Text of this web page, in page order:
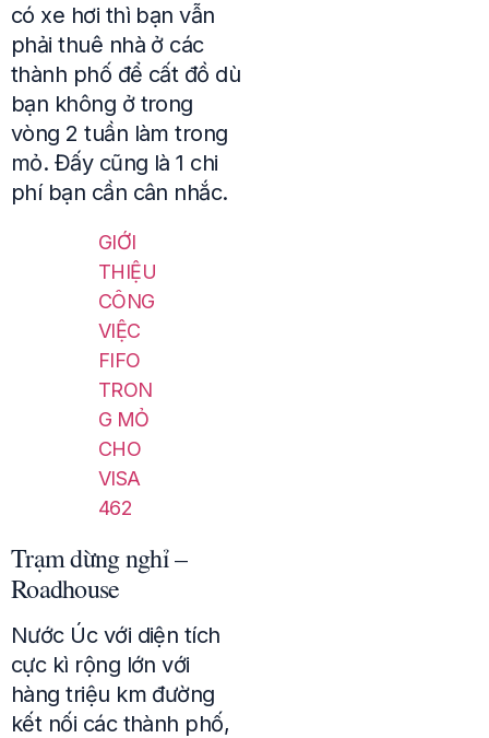
có xe hơi thì bạn vẫn
phải thuê nhà ở các
thành phố để cất đồ dù
bạn không ở trong
vòng 2 tuần làm trong
mỏ. Đấy cũng là 1 chi
phí bạn cần cân nhắc.
GIỚI
THIỆU
CÔNG
VIỆC
FIFO
TRON
G MỎ
CHO
VISA
462
Trạm dừng nghỉ –
Roadhouse
Nước Úc với diện tích
cực kì rộng lớn với
hàng triệu km đường
kết nối các thành phố,